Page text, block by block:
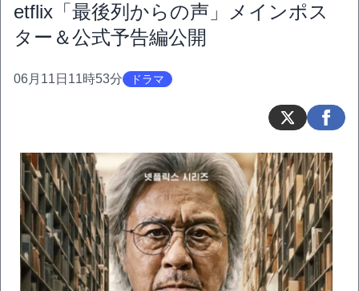
etflix「最後列からの声」メインポス
ター＆公式予告編公開
06月11日11時53分 ドラマ